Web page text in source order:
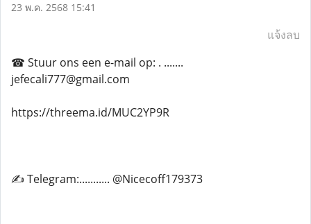
23 พ.ค. 2568 15:41
แจ้งลบ
☎ Stuur ons een e-mail op: . .......
jefecali777@gmail.com
https://threema.id/MUC2YP9R
✍ Telegram:........... @Nicecoff179373